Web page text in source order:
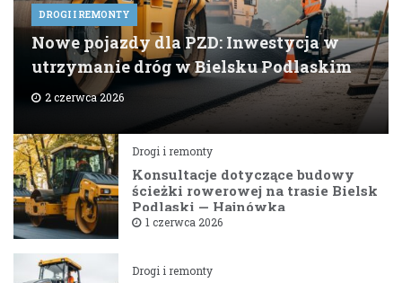
DROGI I REMONTY
Nowe pojazdy dla PZD: Inwestycja w
utrzymanie dróg w Bielsku Podlaskim
2 czerwca 2026
Drogi i remonty
Konsultacje dotyczące budowy
ścieżki rowerowej na trasie Bielsk
Podlaski — Hajnówka
1 czerwca 2026
Drogi i remonty